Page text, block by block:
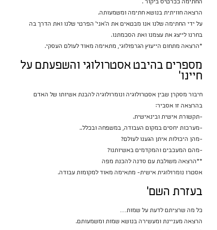
החתימה ככרטיס ביקור .
הרצאה חוויתית בנושא חתימה ומשמעותה.
על ידי החתימה שלנו אנו מבטאים את ה'אני' הפרטי שלנו ואת הדרך בה
בחרנו לייצג את עצמנו ואת הסכמתנו.
*הרצאה מתחום הייעוץ הגרפולוגי, מתאימה מאוד לעולם העסקי.
מספרים בהיבט אסטרולוגי והשפעתם על
חיינו'
חיבור מסקרן שבין אסטרולוגיה ונומרולוגיה להבנת אשיותו של האדם
בהרצאה זו אסביר:
-תקשורת אישית ובינאישית.
-מערכות יחסים במקום העבודה, במשפחה ובכלל..
-מהן היכולות איתן הגענו לעולם?
-מהם המעכבים והמקדמים באשיותנו?
**הרצאה משולבת עם סדנה להכנת מפה
אסטרו נומרולוגית אישית- מתאימה מאוד למקומות עבודה.
בעזרת השם'
כל מה שרציתם לדעת על שמות…
הרצאה מעניינת ומעשירה בנושא שמות ומשמעותם.